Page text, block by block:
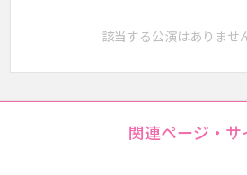
該当する公演はありませ
関連ページ・サ